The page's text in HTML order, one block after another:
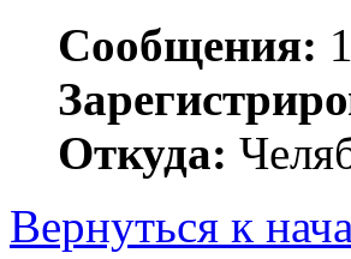
Сообщения:
Откуда:
Вернуться к